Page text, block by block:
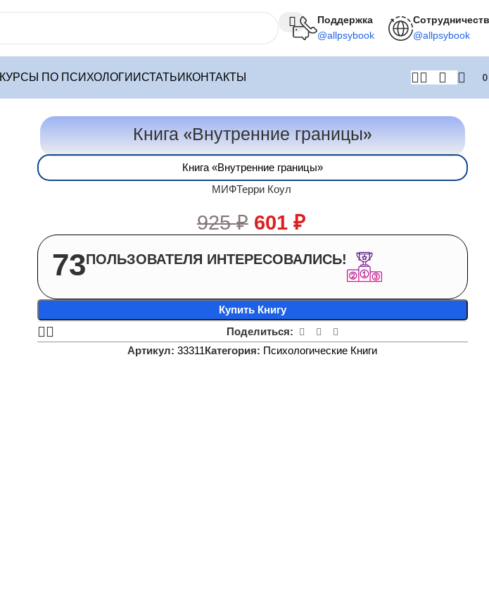
Поддержка
@allpsybook @allpsybook
КУРСЫ ПО ПСИХОЛОГИИСТАТЬИ КОНТАКТЫ
Книга «Внутренние границы»
Книга «Внутренние границы»
МИФТерри Коул
925₽ 601 ₽
73ПОЛЬЗОВАТЕЛЯ ИНТЕРЕСОВАЛИСЬ!
Купить Книгу
Поделиться:
Артикул:33311Категория: Психологические Книги